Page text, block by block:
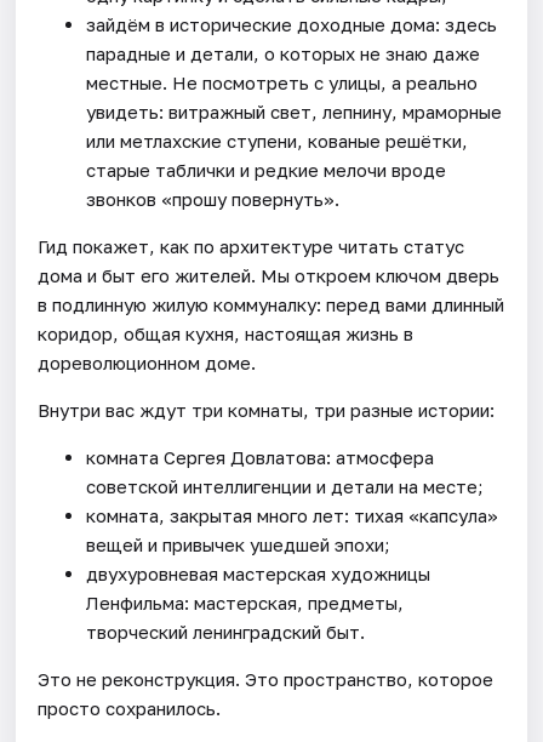
зайдём в исторические доходные дома: здесь
парадные и детали, о которых не знаю даже
местные. Не посмотреть с улицы, а реально
увидеть: витражный свет, лепнину, мраморные
или метлахские ступени, кованые решётки,
старые таблички и редкие мелочи вроде
звонков «прошу повернуть».
Гид покажет, как по архитектуре читать статус
дома и быт его жителей. Мы откроем ключом дверь
в подлинную жилую коммуналку: перед вами длинный
коридор, общая кухня, настоящая жизнь в
дореволюционном доме.
Внутри вас ждут три комнаты, три разные истории:
комната Сергея Довлатова: атмосфера
советской интеллигенции и детали на месте;
комната, закрытая много лет: тихая «капсула»
вещей и привычек ушедшей эпохи;
двухуровневая мастерская художницы
Ленфильма: мастерская, предметы,
творческий ленинградский быт.
Это не реконструкция. Это пространство, которое
просто сохранилось.